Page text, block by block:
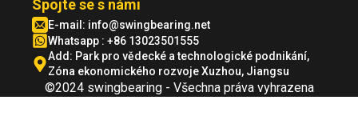
Spojte se s námi
E-mail: info@swingbearing.net
Whatsapp : +86 13023501555
Add: Park pro vědecké a technologické podnikání,
Zóna ekonomického rozvoje Xuzhou, Jiangsu
©2024 swingbearing - Všechna práva vyhrazena